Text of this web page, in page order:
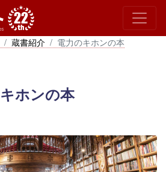
蔵書紹介 電力のキホンの本
ホンの本